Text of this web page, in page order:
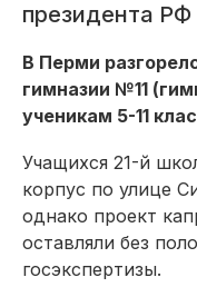
президента РФ
В Перми
гимназии №11
ученикам 5-11
Учащихся 21-й
корпус по улице
однако проект
оставляли без
госэкспертизы.